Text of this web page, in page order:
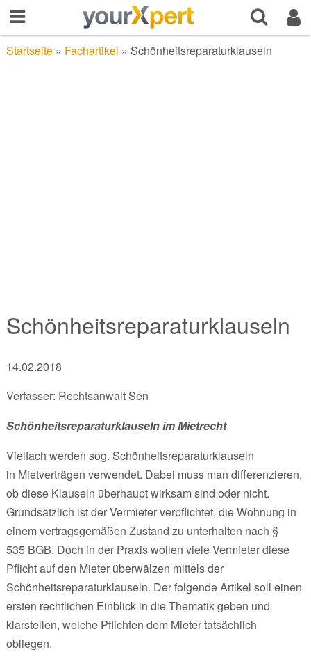
Startseite» Fachartikel » Schönheitsreparaturklauseln
Schönheitsreparaturklauseln
14.02.2018
Verfasser: Rechtsanwalt Sen
Schönheitsreparaturklauseln im Mietrecht
Vielfach werden sog. Schönheitsreparaturklauseln
in Mietverträgen verwendet. Dabei muss man differenzieren,
ob diese Klauseln überhaupt wirksam sind oder nicht.
Grundsätzlich ist der Vermieter verpflichtet, die Wohnung in
einem vertragsgemäßen Zustand zu unterhalten nach §
535 BGB. Doch in der Praxis wollen viele Vermieter diese
Pflicht auf den Mieter überwälzen mittels der
Schönheitsreparaturklauseln. Der folgende Artikel soll einen
ersten rechtlichen Einblick in die Thematik geben und
klarstellen, welche Pflichten dem Mieter tatsächlich
obliegen.